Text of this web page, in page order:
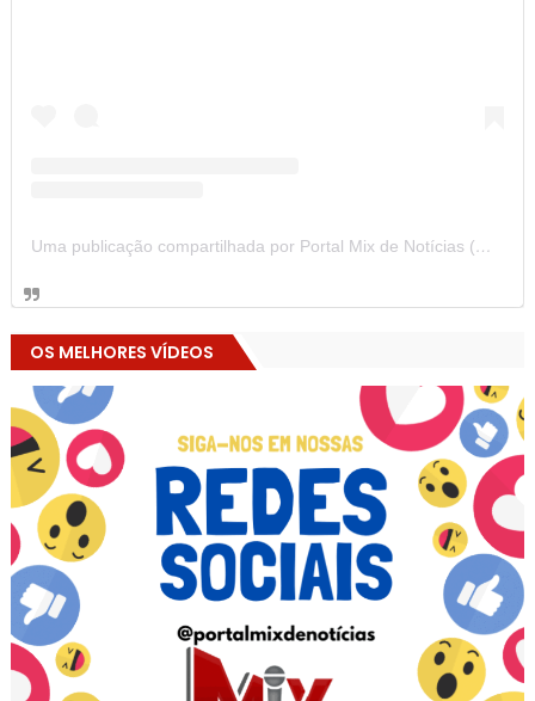
Uma publicação compartilhada por Portal Mix de Notícias (@portalmixdenoticias)
OS MELHORES VÍDEOS